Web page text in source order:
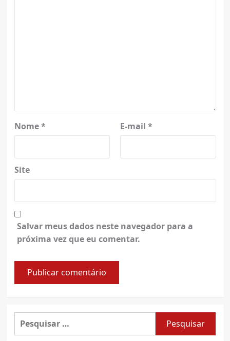
Nome* E-mail *
Site
Salvar meus dados neste navegador para a
próxima vez que eu comentar.
Pesquisar